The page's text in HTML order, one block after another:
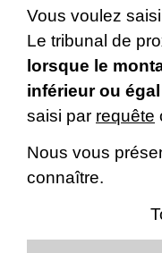
Vous voulez
Le tribunal de
lorsque le
inférieur ou
saisi par requête
Nous vous
connaître.